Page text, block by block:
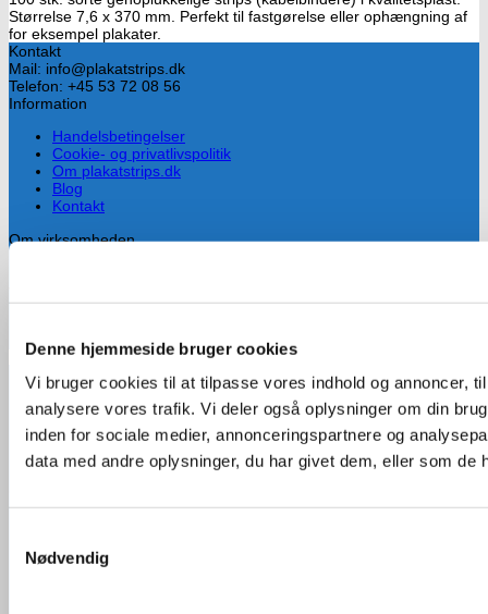
Denne hjemmeside bruger cookies
Vi bruger cookies til at tilpasse vores indhold og annoncer,
analysere vores trafik. Vi deler også oplysninger om din
inden for sociale medier, annonceringspartnere og
data med andre oplysninger, du har givet dem, eller som de
Nødvendig
Størrelse 7,6 x 370 mm. Perfekt til fastgørelse eller ophængning af
for eksempel plakater.
Kontakt
Mail: info@plakatstrips.dk
Telefon: +45 53 72 08 56
Information
Handelsbetingelser
Cookie- og privatlivspolitik
Om plakatstrips.dk
Blog
Kontakt
Om virksomheden
han besluttede tidligt at importere strips fra udlandet.
Visa
Handelsbetingelser
Cookie- og privatlivspolitik
Om plakatstrips.dk
Blog
Kontakt